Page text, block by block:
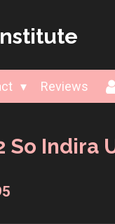
Reviews
So Indira